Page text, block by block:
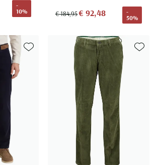
-
10%
€ 184,95€ 92,48
-
50%
Toevoegen aan favorieten